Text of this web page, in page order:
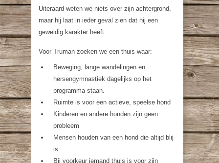
Uiteraard weten we niets over zijn achtergrond,
maar hij laat in ieder geval zien dat hij een
geweldig karakter heeft.
Voor Truman zoeken we een thuis waar:
Beweging, lange wandelingen en
hersengymnastiek dagelijks op het
programma staan.
Ruimte is voor een actieve, speelse hond
Kinderen en andere honden zijn geen
probleem
Mensen houden van een hond die altijd blij
is
Bij voorkeur iemand thuis is voor zijn